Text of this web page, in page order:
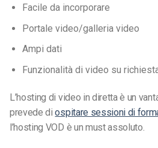
Facile da incorporare
Portale video/galleria video
Ampi dati
Funzionalità di video su
L’hosting di video in diretta è un
prevede diospitare sessioni di
l’hosting VOD è un must assoluto.